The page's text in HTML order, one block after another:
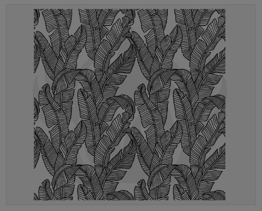
Wybierz coś dla siebie z naszej aktualnej oferty lub
zaloguj się, aby przywrócić dodane produkty do listy
z poprzedniej sesji.